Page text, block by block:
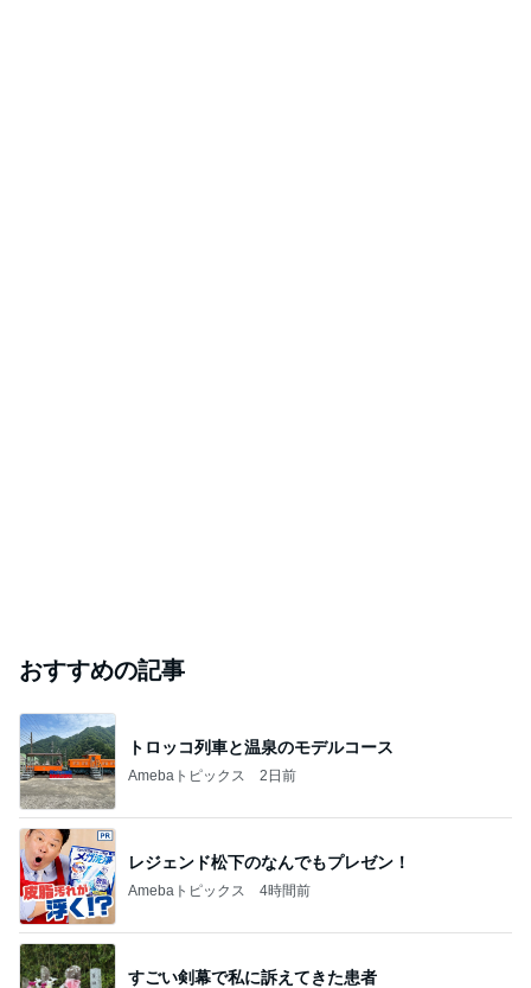
おすすめの記事
トロッコ列車と温泉のモデルコース
Amebaトピックス 2日前
レジェンド松下のなんでもプレゼン！
Amebaトピックス 4時間前
すごい剣幕で私に訴えてきた患者